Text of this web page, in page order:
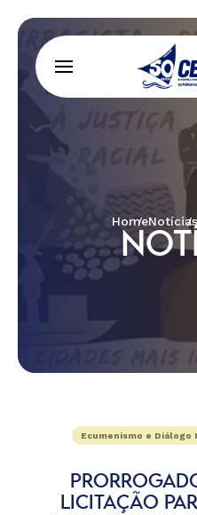
HomeNotícias
Ecumenismo e
LICITAÇÃO